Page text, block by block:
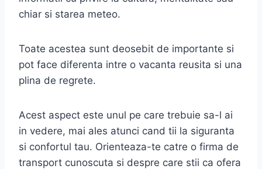
chiar si starea meteo.
Toate acestea sunt deosebit de importante si
pot face diferenta intre o vacanta reusita si una
plina de regrete.
Acest aspect este unul pe care trebuie sa-l ai
in vedere, mai ales atunci cand tii la siguranta
si confortul tau. Orienteaza-te catre o firma de
transport cunoscuta si despre care stii ca ofera